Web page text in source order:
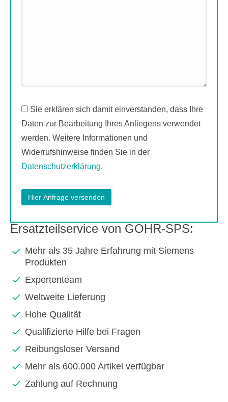
Sie erklären sich damit einverstanden, dass Ihre
Daten zur Bearbeitung Ihres Anliegens verwendet
werden. Weitere Informationen und
Widerrufshinweise finden Sie in der
Datenschutzerklärung.
Ersatzteilservice von GOHR-SPS:
Mehr als 35 Jahre Erfahrung mit Siemens
Produkten
Expertenteam
Weltweite Lieferung
Hohe Qualität
Qualifizierte Hilfe bei Fragen
Reibungsloser Versand
Mehr als 600.000 Artikel verfügbar
Zahlung auf Rechnung